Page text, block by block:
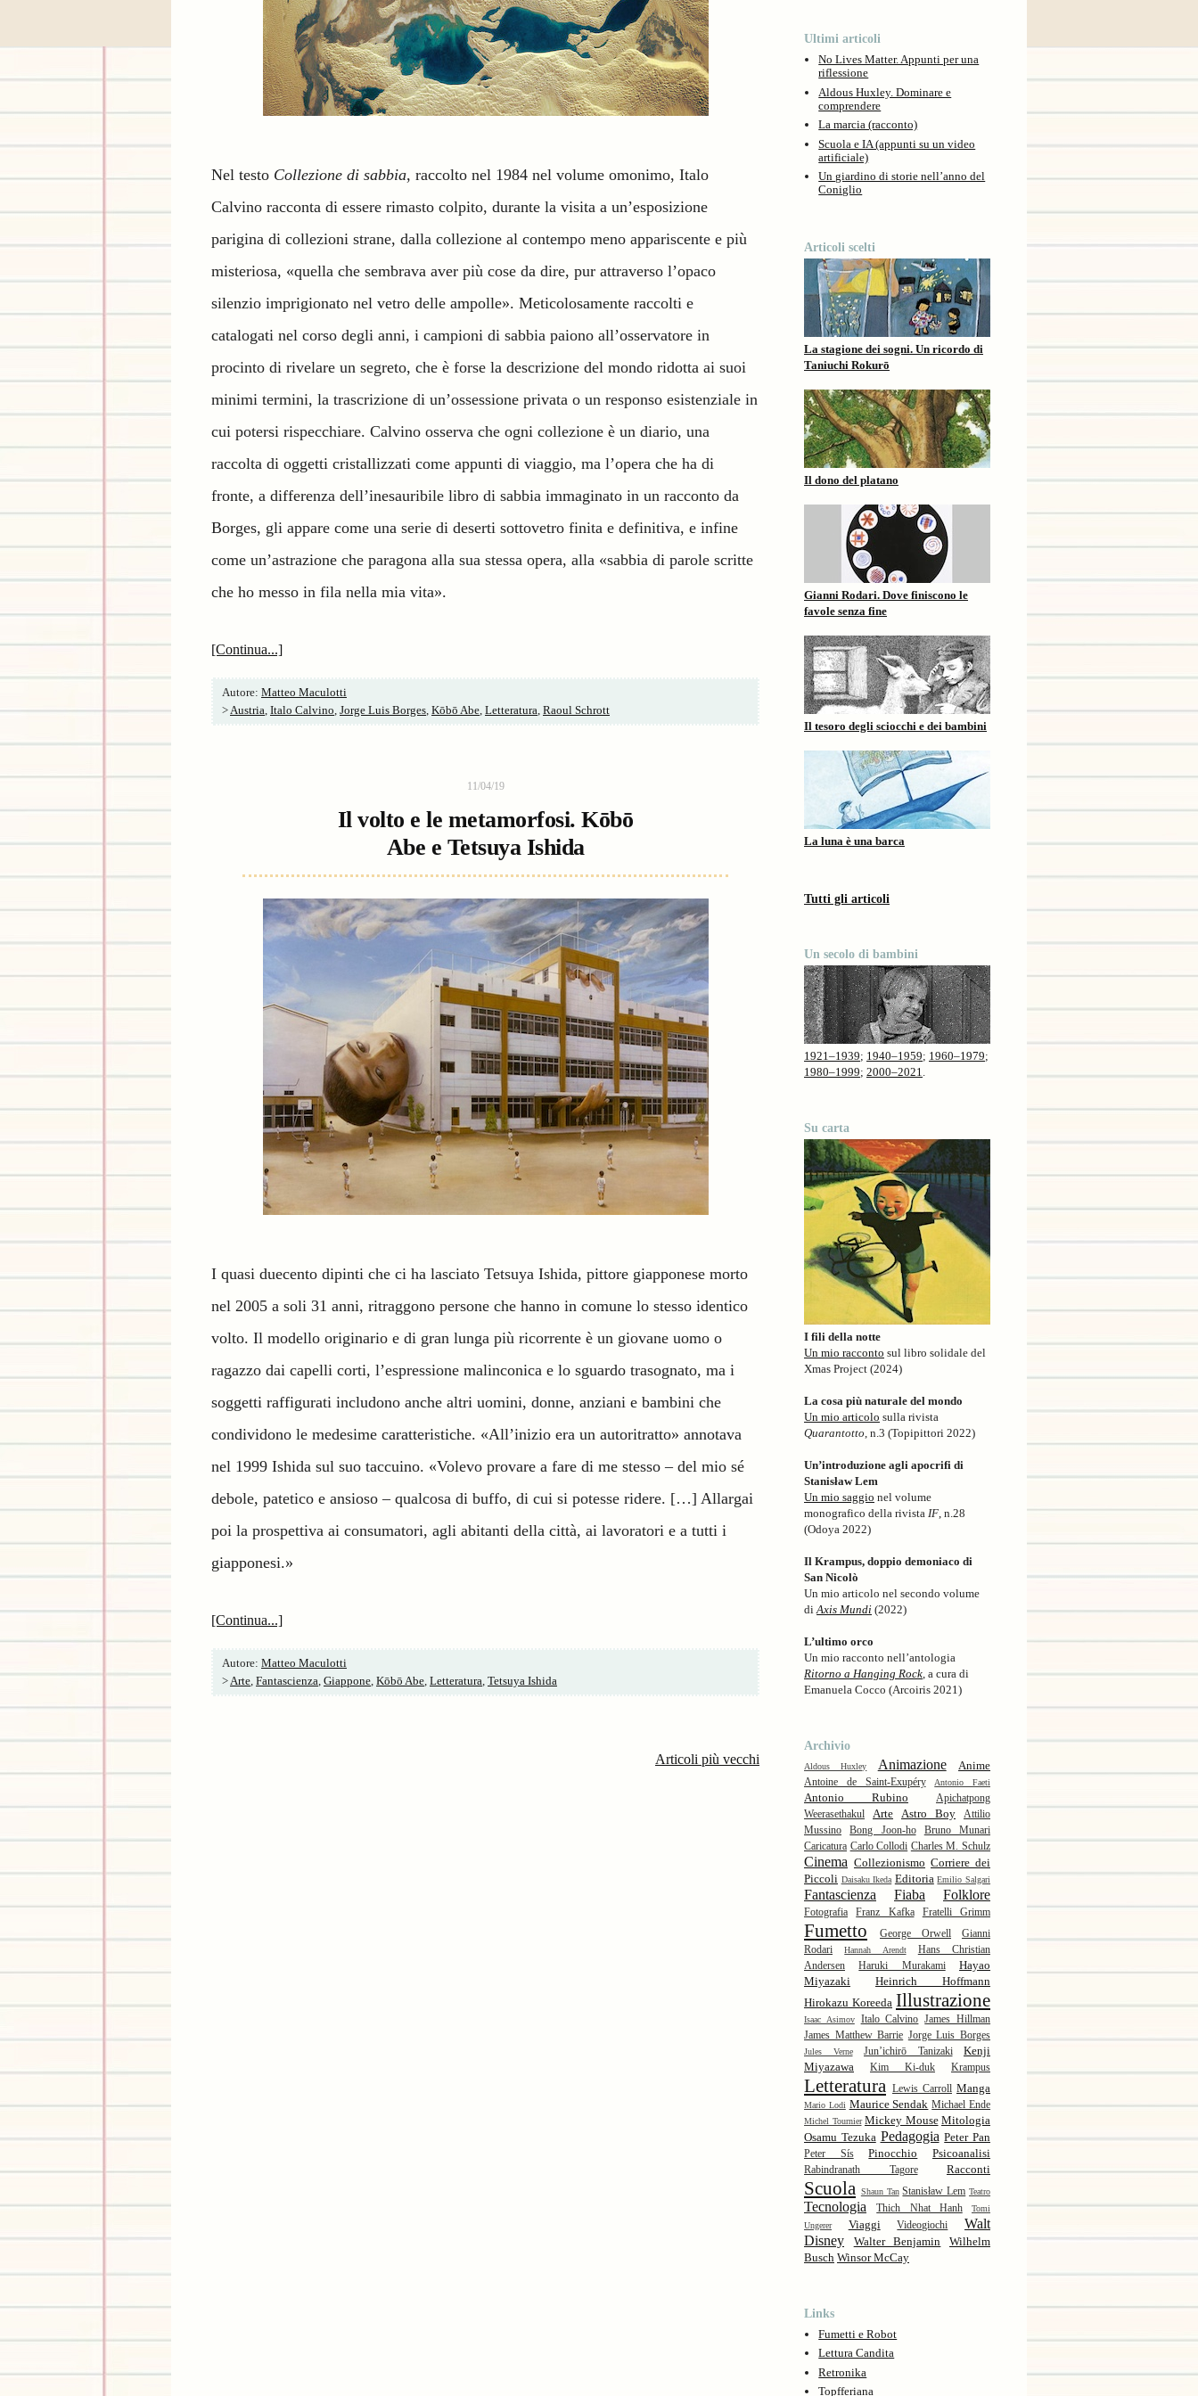
Nel testo Collezione di sabbia, raccolto nel 1984 nel volume omonimo, Italo
Calvino racconta di essere rimasto colpito, durante la visita a un’esposizione
parigina di collezioni strane, dalla collezione al contempo meno appariscente e più
misteriosa, «quella che sembrava aver più cose da dire, pur attraverso l’opaco
silenzio imprigionato nel vetro delle ampolle». Meticolosamente raccolti e
catalogati nel corso degli anni, i campioni di sabbia paiono all’osservatore in
procinto di rivelare un segreto, che è forse la descrizione del mondo ridotta ai suoi
minimi termini, la trascrizione di un’ossessione privata o un responso esistenziale in
cui potersi rispecchiare. Calvino osserva che ogni collezione è un diario, una
raccolta di oggetti cristallizzati come appunti di viaggio, ma l’opera che ha di
fronte, a differenza dell’inesauribile libro di sabbia immaginato in un racconto da
Borges, gli appare come una serie di deserti sottovetro finita e definitiva, e infine
come un’astrazione che paragona alla sua stessa opera, alla «sabbia di parole scritte
che ho messo in fila nella mia vita».
[Continua...]
Autore: Matteo Maculotti
>Austria, Italo Calvino, Jorge Luis Borges, Kōbō Abe, Letteratura, Raoul Schrott
11/04/19
Il volto e le metamorfosi. Kōbō
Abe e Tetsuya Ishida
I quasi duecento dipinti che ci ha lasciato Tetsuya Ishida, pittore giapponese morto
nel 2005 a soli 31 anni, ritraggono persone che hanno in comune lo stesso identico
volto. Il modello originario e di gran lunga più ricorrente è un giovane uomo o
ragazzo dai capelli corti, l’espressione malinconica e lo sguardo trasognato, ma i
soggetti raffigurati includono anche altri uomini, donne, anziani e bambini che
condividono le medesime caratteristiche. «All’inizio era un autoritratto» annotava
nel 1999 Ishida sul suo taccuino. «Volevo provare a fare di me stesso – del mio sé
debole, patetico e ansioso – qualcosa di buffo, di cui si potesse ridere. […] Allargai
poi la prospettiva ai consumatori, agli abitanti della città, ai lavoratori e a tutti i
giapponesi.»
[Continua...]
Autore: Matteo Maculotti
>Arte, Fantascienza, Giappone, Kōbō Abe, Letteratura, Tetsuya Ishida
Articoli più vecchi
Ultimi articoli
No Lives Matter. Appunti per una
riflessione
Aldous Huxley. Dominare e
comprendere
La marcia (racconto)
Scuola e IA (appunti su un video
artificiale)
Un giardino di storie nell’anno del
Coniglio
Articoli scelti
La stagione dei sogni. Un ricordo di
Taniuchi Rokurō
Il dono del platano
Gianni Rodari. Dove finiscono le
favole senza fine
Il tesoro degli sciocchi e dei bambini
La luna è una barca
Tutti gli articoli
Un secolo di bambini
1921–1939; 1940–1959; 1960–1979;
1980–1999; 2000–2021
Su carta
I fili della notte
Un mio racconto sul libro solidale del
Xmas Project (2024)
La cosa più naturale del mondo
Un mio articolo sulla rivista
Quarantotto , n.3 (Topipittori 2022)
Un’introduzione agli apocrifi di
Stanisław Lem
Un mio saggio nel volume
monografico della rivista IF , n.28
(Odoya 2022)
Il Krampus, doppio demoniaco di
San Nicolò
Un mio articolo nel secondo volume
di Axis Mundi (2022)
L’ultimo orco
Un mio racconto nell’antologia
Ritorno a Hanging Rock , a cura di
Emanuela Cocco (Arcoiris 2021)
Archivio
Aldous Huxley Animazione Anime
Antoine de Saint-Exupéry Antonio Faeti
Antonio Rubino
Apichatpong
Weerasethakul
Arte Astro Boy
Attilio
Mussino
Bong Joon-ho
Bruno Munari
Caricatura Carlo Collodi Charles M. Schulz
Cinema Collezionismo Corriere dei
Piccoli Daisaku Ikeda Editoria Emilio Salgari
Fantascienza Fiaba Folklore
Fotografia Franz Kafka Fratelli Grimm
Fumetto George Orwell
Gianni
Rodari
Hannah Arendt
Hans Christian
Andersen
Haruki Murakami
Hayao
Miyazaki
Heinrich Hoffmann
Hirokazu Koreeda Illustrazione
Isaac Asimov Italo Calvino James Hillman
James Matthew Barrie Jorge Luis Borges
Jules Verne Jun’ichirō Tanizaki
Kenji
Miyazawa
Kim Ki-duk Krampus
Letteratura Lewis Carroll Manga
Mario Lodi Maurice Sendak Michael Ende
Michel Tournier Mickey Mouse Mitologia
Osamu Tezuka Pedagogia Peter Pan
Peter Sís Pinocchio Psicoanalisi
Rabindranath Tagore Racconti
Scuola Shaun Tan Stanisław Lem Teatro
Tecnologia Thich Nhat Hanh
Tomi
Ungerer
Viaggi Videogiochi
Walt
Disney
Walter Benjamin
Wilhelm
Busch Winsor McCay
Links
Fumetti e Robot
Lettura Candita
Retronika
Topfferiana